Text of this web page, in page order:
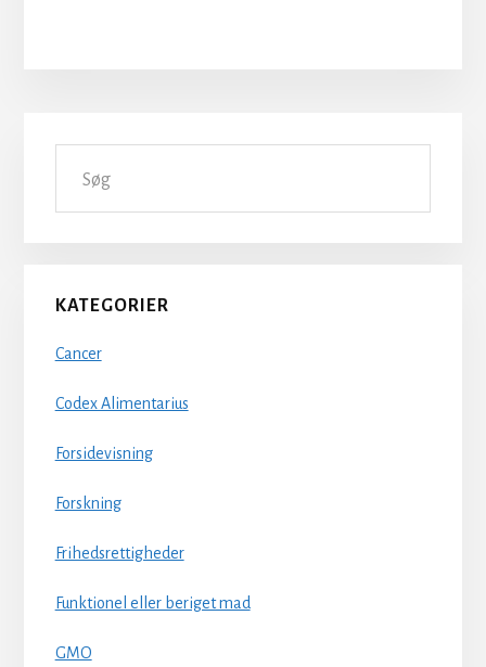
Primær
Sidebar
KATEGORIER
Cancer
Codex Alimentarius
Forsidevisning
Forskning
Frihedsrettigheder
Funktionel eller beriget mad
GMO